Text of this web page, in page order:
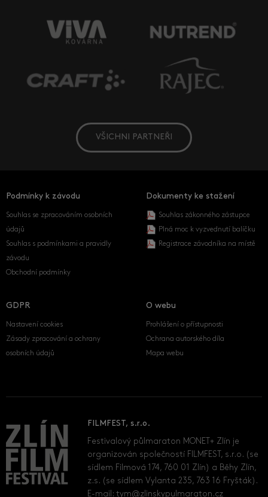
VŠICHNI PARTNEŘI
Podmínky k závodu
Souhlas se zpracováním osobních
údajů
Souhlas s podmínkami a pravidly
závodu
Obchodní podmínky
Dokumenty ke stažení
Souhlas zákonného zástupce
Plná moc k vyzvednutí balíčku
Registrace závodníka na místě
GDPR
Nastavení cookies
Zásady zpracování a ochrany
osobních údajů
O webu
Prohlášení o přístupnosti
Ochrana autorského díla
Mapa webu
FILMFEST, s.r.o.
Festivalový půlmaraton MONET+ Zlín je
organizován společností FILMFEST, s.r.o. (se
sídlem Filmová 174, 760 01 Zlín) a Běhy Zlín,
z.s. (se sídlem Vylanta 235, 763 16 Fryšták).
E-mail:tym@zlinskypulmaraton.cz